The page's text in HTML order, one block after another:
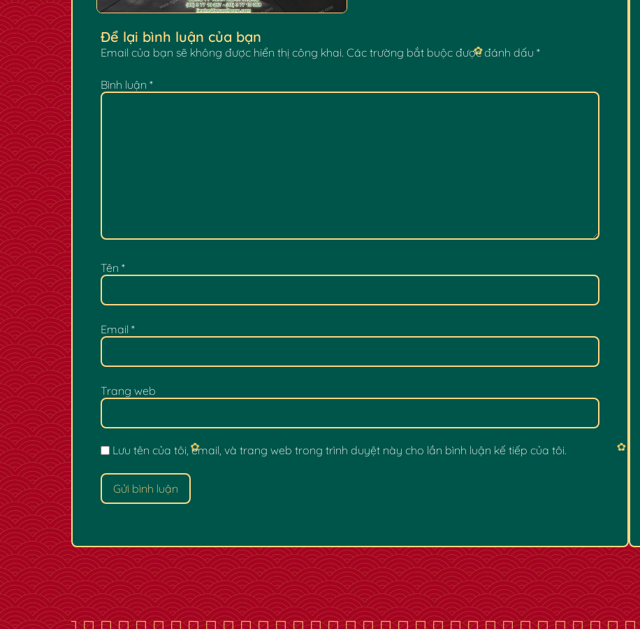
Để lại bình luận của bạn
Email của bạn sẽ không được hiển thị công khai. Các trường bắt buộc được đánh dấu *
Bình luận *
Tên *
Email *
Trang web
Lưu tên của tôi, email, và trang web trong trình duyệt này cho lần bình luận kế tiếp của tôi.
✿